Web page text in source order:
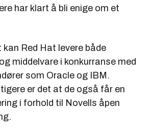
har klart å bli enige om et
kan Red Hat levere både
middelvare i konkurranse med
som Oracle og IBM.
er det at de også får en
i forhold til Novells åpen